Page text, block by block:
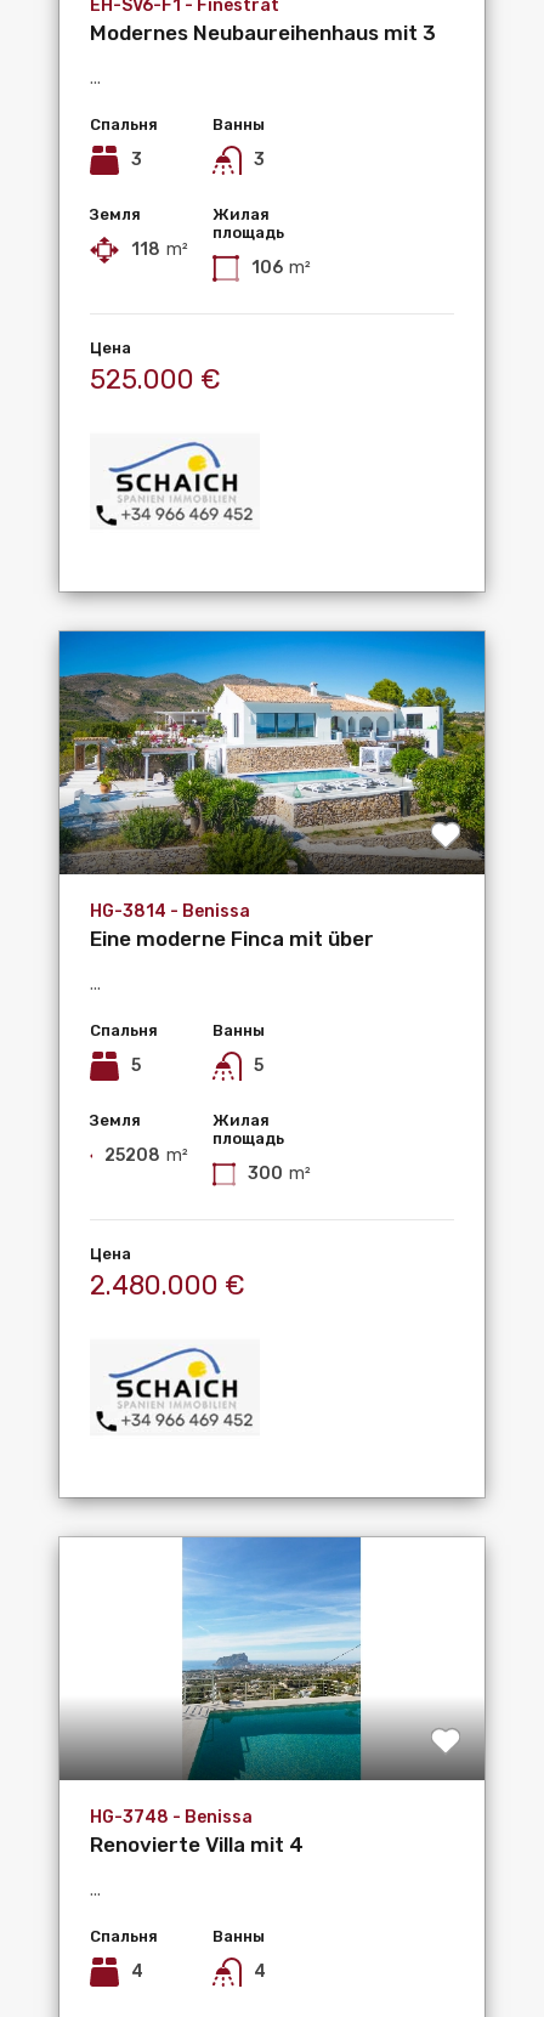
EH-SV6-F1 - Finestrat
Modernes Neubaureihenhaus mit 3
...
Спальня
3
Ванны
3
Земля
118 m²
Жилая
площадь
106 m²
Цена
525.000 €
HG-3814 - Benissa
Eine moderne Finca mit über
...
Спальня
5
Ванны
5
Земля
25208 m²
Жилая
площадь
300 m²
Цена
2.480.000 €
HG-3748 - Benissa
Renovierte Villa mit 4
...
Спальня
4
Ванны
4